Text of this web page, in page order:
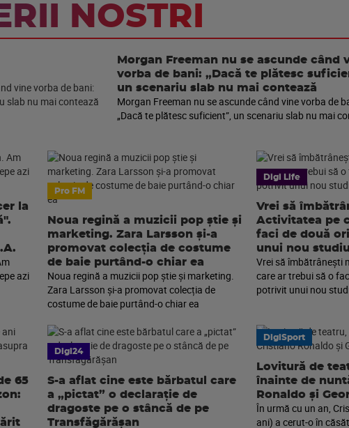
NOSTRI
Morgan Freeman nu se ascunde când
vorba de bani: „Dacă te plătesc
un scenariu slab nu mai contează
Morgan Freeman nu se ascunde când vine vorba de
„Dacă te plătesc suficient”, un scenariu slab nu mai
la
azi
Pro FM
Noua regină a muzicii pop știe și
marketing. Zara Larsson și-a
promovat colecția de costume
de baie purtând-o chiar ea
Noua regină a muzicii pop știe și marketing.
Zara Larsson și-a promovat colecția de
costume de baie purtând-o chiar ea
Digi Life
Vrei să
Activitatea pe
faci de două
unui nou studiu
Vrei să îmbătrânești
care ar trebui să o
potrivit unui nou
65
Digi24
S-a aflat cine este bărbatul care
a „pictat” o declarație de
dragoste pe o stâncă de pe
Transfăgărășan
DigiSport
Lovitură de
înainte de
Ronaldo și
În urmă cu un an,
ani) a cerut-o în